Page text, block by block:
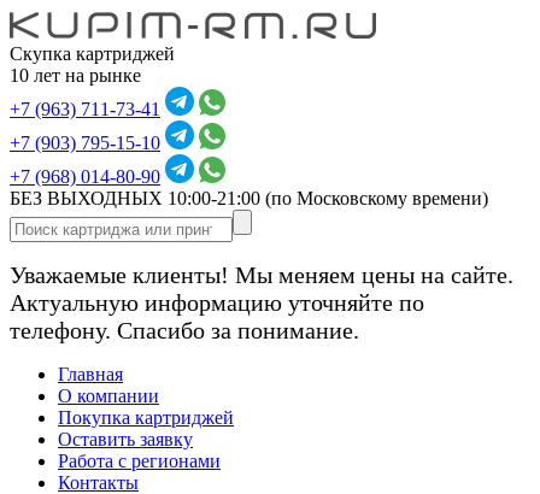
Скупка картриджей
10 лет на рынке
+7 (963) 711-73-41
+7 (903) 795-15-10
+7 (968) 014-80-90
БЕЗ ВЫХОДНЫХ 10:00-21:00 (по Московскому времени)
Уважаемые клиенты! Мы меняем цены на сайте.
Актуальную информацию уточняйте по
телефону. Спасибо за понимание.
Главная
О компании
Покупка картриджей
Оставить заявку
Работа с регионами
Контакты